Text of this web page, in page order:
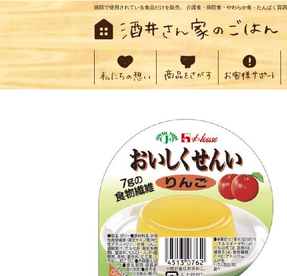
病院で使用されている食品だけを販売。 介護食・病院食・やわらか食・たんぱく質